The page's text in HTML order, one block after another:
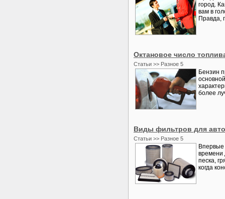
город.
вам в
Правда,
Октановое число
Статьи >> Разное 5
Бензин
более
Виды фильтров для
Статьи >> Разное 5
Впервые
времени
песка,
когда